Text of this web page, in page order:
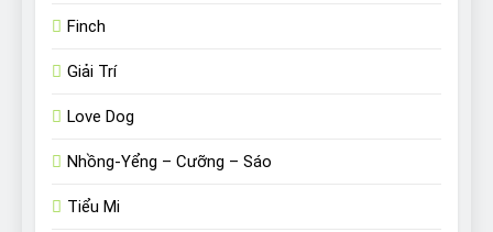
Finch
Giải Trí
Love Dog
Nhồng-Yểng – Cưỡng – Sáo
Tiểu Mi